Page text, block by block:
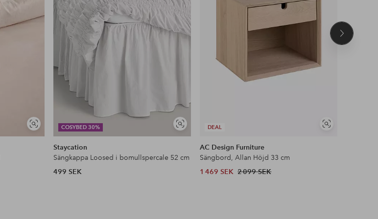
Visa
liknande
COSYBED 30%
Visa
liknande
Staycation
Sängkappa Loosed i bomullspercale 52 cm
499 SEK
DEAL
Visa
AC Design Furniture
Sängbord, Allan Höjd 33 cm
1 469 SEK 2 099 SEK
Nästa